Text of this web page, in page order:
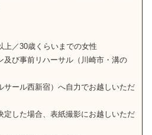
上／30歳くらいまでの女性
及び事前リハーサル（川崎市・溝の
サール西新宿）へ自力でお越しいただ
定した場合、表紙撮影にお越しいただ